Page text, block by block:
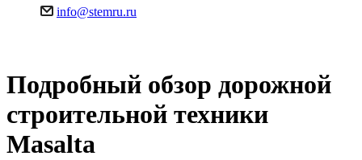
info@stemru.ru
Подробный обзор дорожной
строительной техники
Masalta